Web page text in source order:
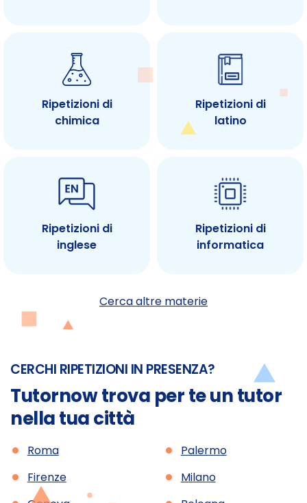
Ripetizioni di
chimica
Ripetizioni di
latino
Ripetizioni di
inglese
Ripetizioni di
informatica
Cerca altre materie
CERCHI RIPETIZIONI IN PRESENZA?
Tutornow trova per te un tutor
nella tua città
• Roma • Palermo
• Firenze • Milano